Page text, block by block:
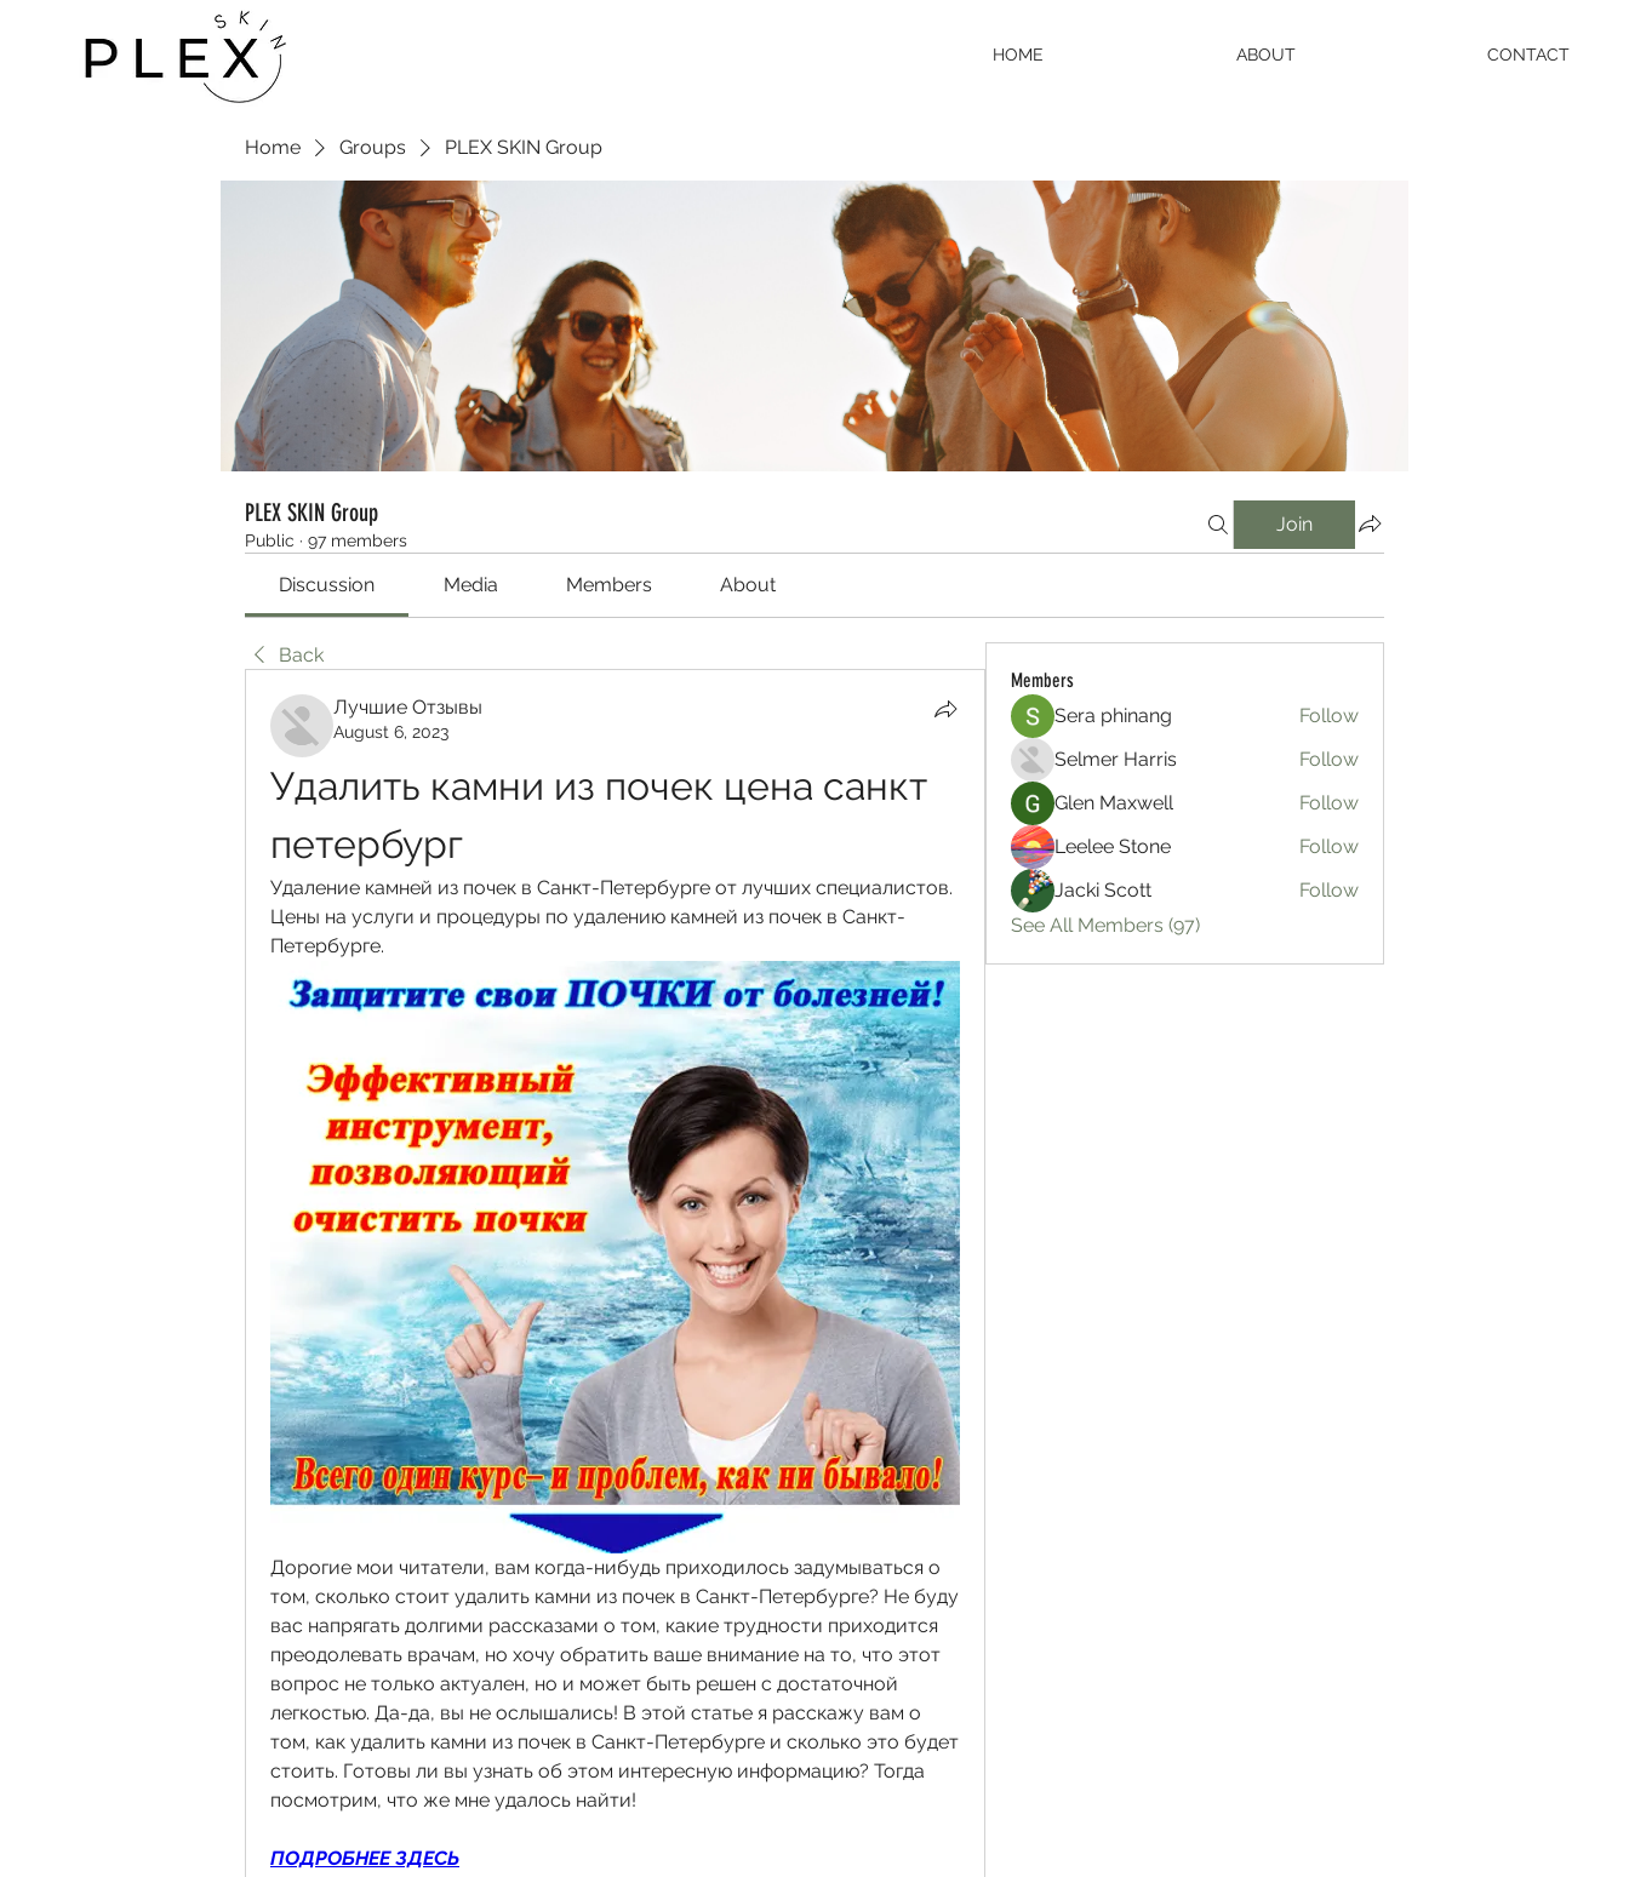
HOME ABOUT CONTACT
Home Groups PLEX SKIN Group
PLEX SKIN Group
Public · 97 members
Join
Discussion Media Members About
Back
Лучшие Отзывы
August 6, 2023
Удалить камни из почек цена санкт
петербург
Удаление камней из почек в Санкт-Петербурге от лучших специалистов.
Цены на услуги и процедуры по удалению камней из почек в Санкт-
Петербурге.
Дорогие мои читатели, вам когда-нибудь приходилось задумываться о
том, сколько стоит удалить камни из почек в Санкт-Петербурге? Не буду
вас напрягать долгими рассказами о том, какие трудности приходится
преодолевать врачам, но хочу обратить ваше внимание на то, что этот
вопрос не только актуален, но и может быть решен с достаточной
легкостью. Да-да, вы не ослышались! В этой статье я расскажу вам о
том, как удалить камни из почек в Санкт-Петербурге и сколько это будет
стоить. Готовы ли вы узнать об этом интересную информацию? Тогда
посмотрим, что же мне удалось найти!
ПОДРОБНЕЕ ЗДЕСЬ
Members
Sera phinang
Follow
Selmer Harris
Follow
Glen Maxwell
Follow
Leelee Stone
Follow
Jacki Scott
Follow
See All Members (97)